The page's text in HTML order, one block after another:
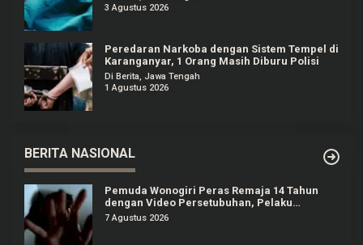
3 Agustus 2026
Peredaran Narkoba dengan Sistem Tempel di
Karanganyar, 1 Orang Masih Diburu Polisi
Di Berita, Jawa Tengah
1 Agustus 2026
BERITA NASIONAL
Pemuda Wonogiri Peras Remaja 14 Tahun
dengan Video Persetubuhan, Pelaku
Ditangkap
7 Agustus 2026